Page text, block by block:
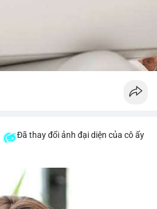
Đã thay đổi ảnh đại diện của cô ấy